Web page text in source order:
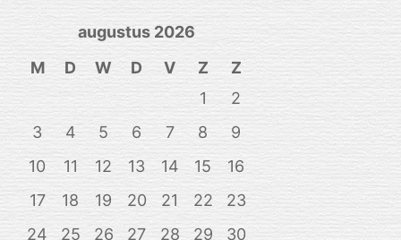
augustus 2026
M
D W D V Z
Z
1
2
3
4 5 6 7 8
9
10
11 12 13 14 15
16
17
18 19 20 21 22
23
24
25 26 27 28 29 30